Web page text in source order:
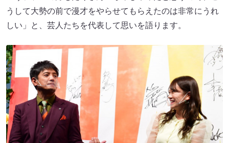
うして大勢の前で漫才をやらせてもらえたのは非常にうれ
しい」と、芸人たちを代表して思いを語ります。